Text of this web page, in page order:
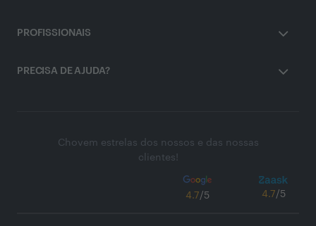
PROFISSIONAIS
PRECISA DE AJUDA?
Chovem estrelas dos nossos e das nossas
clientes!
4.7/5 4.7/5